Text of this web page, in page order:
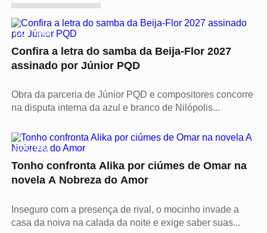
CULTURA
Confira a letra do samba da Beija-Flor 2027
assinado por Júnior PQD
Obra da parceria de Júnior PQD e compositores concorre
na disputa interna da azul e branco de Nilópolis...
CULTURA
Tonho confronta Alika por ciúmes de Omar na
novela A Nobreza do Amor
Inseguro com a presença de rival, o mocinho invade a
casa da noiva na calada da noite e exige saber suas...